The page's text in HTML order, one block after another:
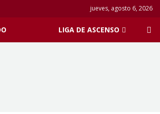
jueves, agosto 6, 2026
LIGA DE ASCENSO